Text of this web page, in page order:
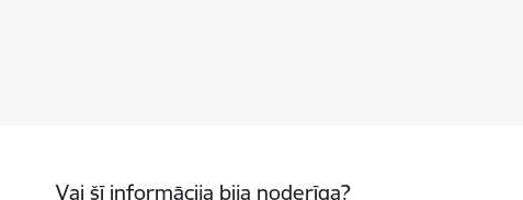
Vai šī informācija bija noderīga?